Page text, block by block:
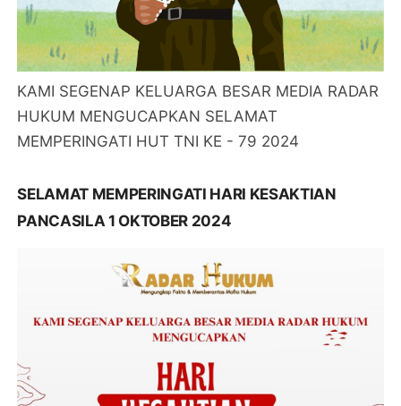
KAMI SEGENAP KELUARGA BESAR MEDIA RADAR
HUKUM MENGUCAPKAN SELAMAT
MEMPERINGATI HUT TNI KE - 79 2024
SELAMAT MEMPERINGATI HARI KESAKTIAN
PANCASILA 1 OKTOBER 2024